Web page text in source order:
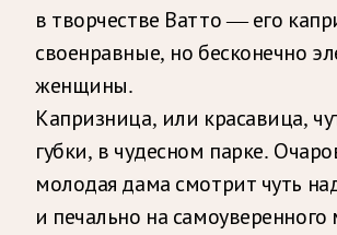
в творчестве Ватто — его
своенравные, но бесконечно
женщины.
Капризница, или красавица,
губки, в чудесном парке.
молодая дама смотрит чуть
и печально на